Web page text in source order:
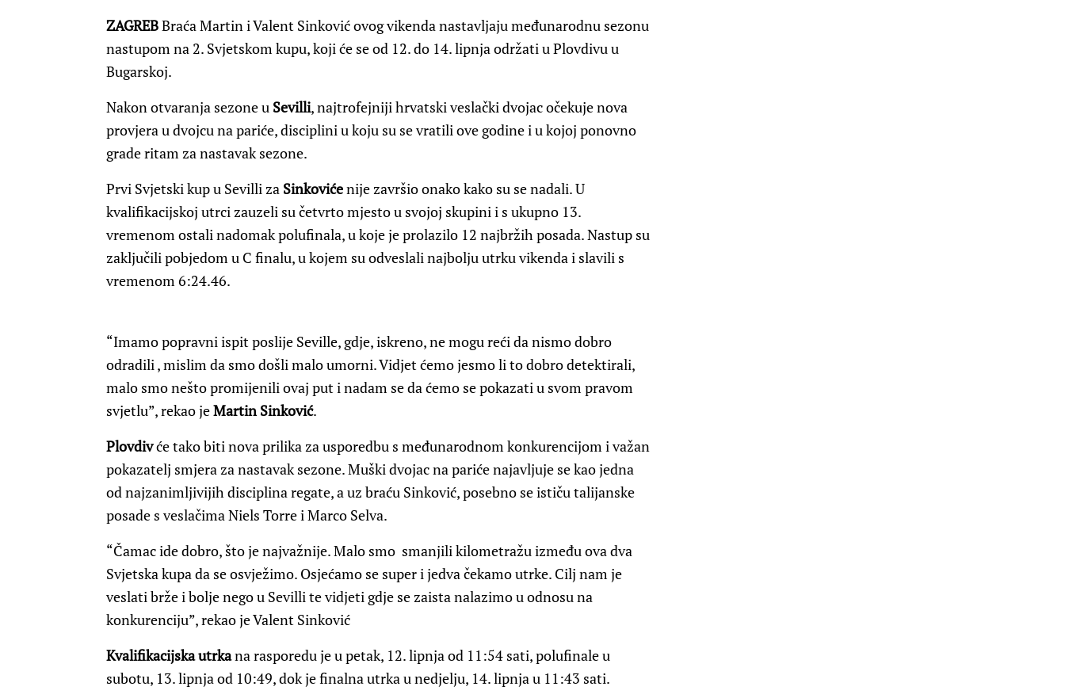
ZAGREBBraća Martin i Valent Sinković ovog vikenda nastavljaju međunarodnu sezonu
nastupom na 2. Svjetskom kupu, koji će se od 12. do 14. lipnja održati u Plovdivu u
Bugarskoj.
Nakon otvaranja sezone u Sevilli, najtrofejniji hrvatski veslački dvojac očekuje nova
provjera u dvojcu na pariće, disciplini u koju su se vratili ove godine i u kojoj ponovno
grade ritam za nastavak sezone.
Prvi Svjetski kup u Sevilli za Sinkovićenije završio onako kako su se nadali. U
kvalifikacijskoj utrci zauzeli su četvrto mjesto u svojoj skupini i s ukupno 13.
vremenom ostali nadomak polufinala, u koje je prolazilo 12 najbržih posada. Nastup su
zaključili pobjedom u C finalu, u kojem su odveslali najbolju utrku vikenda i slavili s
vremenom 6:24.46.
“Imamo popravni ispit poslije Seville, gdje, iskreno, ne mogu reći da nismo dobro
odradili , mislim da smo došli malo umorni. Vidjet ćemo jesmo li to dobro detektirali,
malo smo nešto promijenili ovaj put i nadam se da ćemo se pokazati u svom pravom
svjetlu”, rekao jeMartin Sinković.
Plovdivće tako biti nova prilika za usporedbu s međunarodnom konkurencijom i važan
pokazatelj smjera za nastavak sezone. Muški dvojac na pariće najavljuje se kao jedna
od najzanimljivijih disciplina regate, a uz braću Sinković, posebno se ističu talijanske
posade s veslačima Niels Torre i Marco Selva.
“Čamac ide dobro, što je najvažnije. Malo smo smanjili kilometražu između ova dva
Svjetska kupa da se osvježimo. Osjećamo se super i jedva čekamo utrke. Cilj nam je
veslati brže i bolje nego u Sevilli te vidjeti gdje se zaista nalazimo u odnosu na
konkurenciju”, rekao je Valent Sinković
Kvalifikacijska utrkana rasporedu je u petak, 12. lipnja od 11:54 sati, polufinale u
subotu, 13. lipnja od 10:49, dok je finalna utrka u nedjelju, 14. lipnja u 11:43 sati.